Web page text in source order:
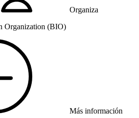
Organiza
Organization (BIO)
Más información